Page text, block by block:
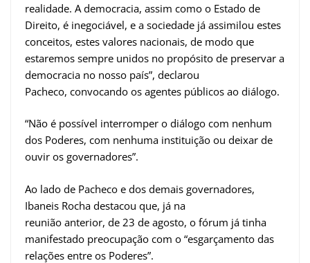
realidade. A democracia, assim como o Estado de
Direito, é inegociável, e a sociedade já assimilou estes
conceitos, estes valores nacionais, de modo que
estaremos sempre unidos no propósito de preservar a
democracia no nosso país”, declarou
Pacheco, convocando os agentes públicos ao diálogo.
“Não é possível interromper o diálogo com nenhum
dos Poderes, com nenhuma instituição ou deixar de
ouvir os governadores”.
Ao lado de Pacheco e dos demais governadores,
Ibaneis Rocha destacou que, já na
reunião anterior, de 23 de agosto, o fórum já tinha
manifestado preocupação com o “esgarçamento das
relações entre os Poderes”.